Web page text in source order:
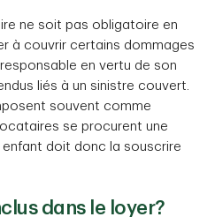
ne soit pas obligatoire en
à couvrir certains dommages
en vertu de son
liés à un sinistre couvert.
souvent comme
se procurent une
doit donc la souscrire
dans le loyer?